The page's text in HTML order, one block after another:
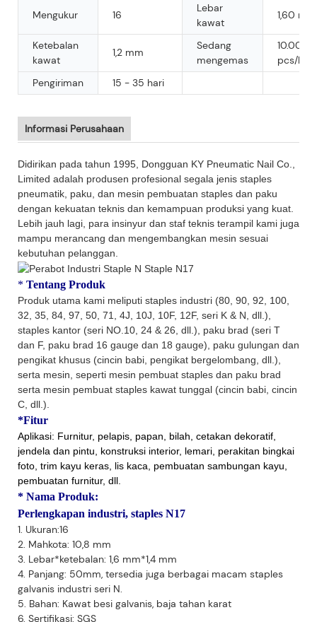
Mengukur 16
Lebar
kawat
1,60 mm
Ketebalan
kawat
1,2 mm
Sedang
mengemas
10.000
pcs/
Pengiriman
15 - 35 hari
Informasi Perusahaan
Didirikan pada tahun 1995, Dongguan KY Pneumatic Nail Co.,
Limited adalah produsen profesional segala jenis staples
pneumatik, paku, dan mesin pembuatan staples dan paku
dengan kekuatan teknis dan kemampuan produksi yang kuat.
Lebih jauh lagi, para insinyur dan staf teknis terampil kami juga
mampu merancang dan mengembangkan mesin sesuai
kebutuhan pelanggan.
* Tentang Produk
Produk utama kami meliputi staples industri (80, 90, 92, 100,
32, 35, 84, 97, 50, 71, 4J, 10J, 10F, 12F, seri K & N, dll.),
staples kantor (seri NO.10, 24 & 26, dll.), paku brad (seri T
dan F, paku brad 16 gauge dan 18 gauge), paku gulungan dan
pengikat khusus (cincin babi, pengikat bergelombang, dll.),
serta mesin, seperti mesin pembuat staples dan paku brad
serta mesin pembuat staples kawat tunggal (cincin babi, cincin
C, dll.).
*Fitur
Aplikasi: Furnitur, pelapis, papan, bilah, cetakan dekoratif,
jendela dan pintu, konstruksi interior, lemari, perakitan bingkai
foto, trim kayu keras, lis kaca, pembuatan sambungan kayu,
pembuatan furnitur, dll.
* Nama Produk:
Perlengkapan industri, staples N17
1. Ukuran:16
2. Mahkota: 10,8 mm
3. Lebar*ketebalan: 1,6 mm*1,4 mm
4. Panjang: 50mm, tersedia juga berbagai macam staples
galvanis industri seri N.
5. Bahan: Kawat besi galvanis, baja tahan karat
6. Sertifikasi: SGS